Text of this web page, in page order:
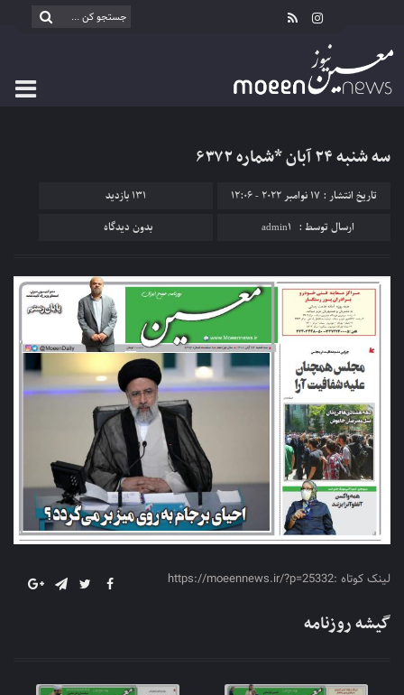
سه شنبه ۲۴ آبان *شماره ۶۳۷۲
تاریخ انتشار : 17 نوامبر 2022 - 12:06 131 بازدید
ارسال توسط : admin1 بدون دیدگاه
لینک کوتاه :https://moeennews.ir/?p=25332
گیشه روزنامه